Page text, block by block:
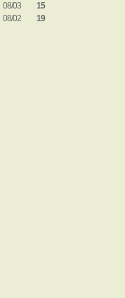
08/03
15
08/02
19